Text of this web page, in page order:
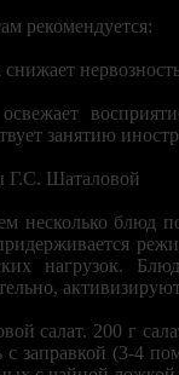
рекомендуется:
снижает
занятию
Г.С. Шаталовой
несколько блюд
нагрузок.
салат. 200 г
с заправкой (3-4